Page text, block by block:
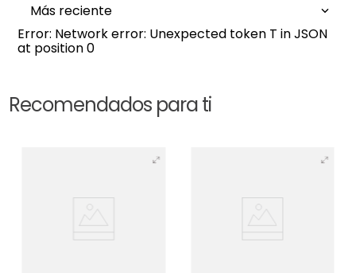
Más reciente
Error: Network error: Unexpected token T in JSON
at position 0
Recomendados para ti